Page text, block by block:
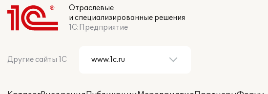
Отраслевые
и специализированные решения
1С:Предприятие
Другие сайты 1С